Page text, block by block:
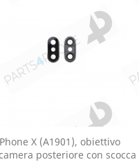
X (A1901), obiettivo
posteriore con scocca